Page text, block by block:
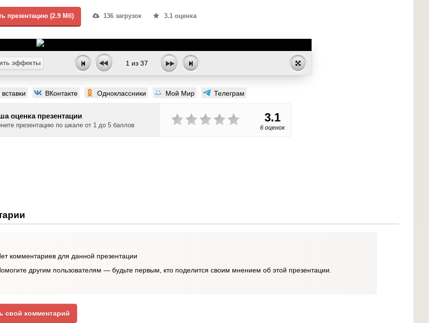
презентацию (2.9 Мб) 136 загрузок 3.1 оценка
эффекты 1 из 37
ВКонтакте Одноклассники Мой Мир Телеграм
оценка презентации
презентацию по шкале от 1 до 5 баллов
3.1
6 оценок
комментариев для данной презентации
другим пользователям — будьте первым, кто поделится своим мнением об этой презентации.
свой комментарий